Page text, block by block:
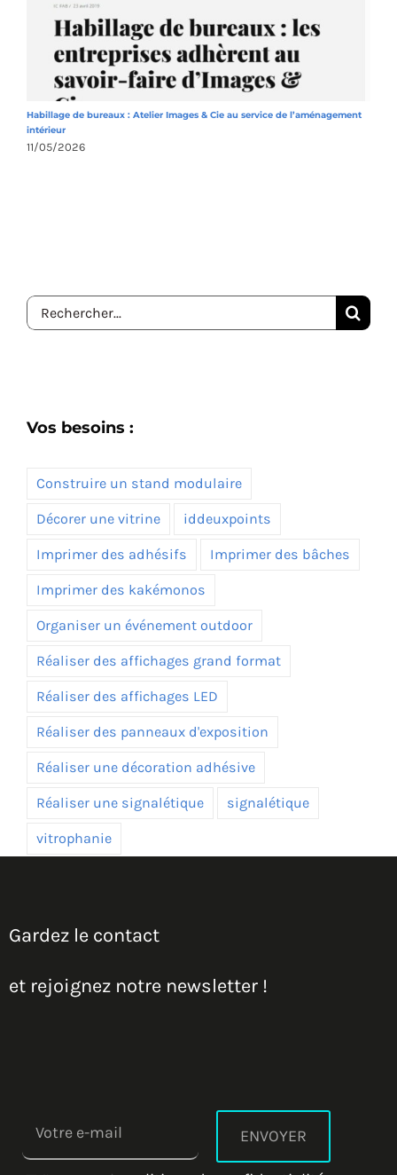
Habillage de bureaux : Atelier Images & Cie au service de l’aménagement
intérieur
11/05/2026
Rechercher:
Vos besoins :
Construire un stand modulaire
Décorer une vitrine iddeuxpoints
Imprimer des adhésifs Imprimer des bâches
Imprimer des kakémonos
Organiser un événement outdoor
Réaliser des affichages grand format
Réaliser des affichages LED
Réaliser des panneaux d'exposition
Réaliser une décoration adhésive
Réaliser une signalétique signalétique
vitrophanie
Gardez le contact
et rejoignez notre newsletter !